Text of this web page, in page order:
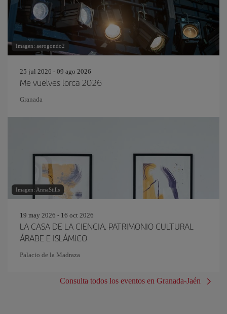
Imagen: aerogondo2
25 jul 2026 - 09 ago 2026
Me vuelves lorca 2026
Granada
Imagen: AnnaStills
19 may 2026 - 16 oct 2026
LA CASA DE LA CIENCIA. PATRIMONIO CULTURAL
ÁRABE E ISLÁMICO
Palacio de la Madraza
Consulta todos los eventos en Granada-Jaén